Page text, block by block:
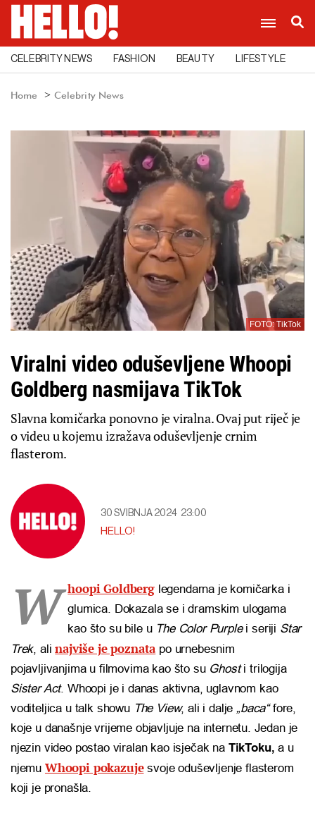
CELEBRITY NEWS FASHION BEAUTY LIFESTYLE
Home Celebrity News
FOTO: TikTok
Viralni video oduševljene Whoopi
Goldberg nasmijava TikTok
Slavna komičarka ponovno je viralna. Ovaj put riječ je
o videu u kojemu izražava oduševljenje crnim
flasterom.
30 SVIBNJA 2024 23:00
HELLO!
W hoopi Goldberglegendarna je komičarka i
glumica. Dokazala se i dramskim ulogama
kao što su bile u The Color Purplei seriji Star
Trek, alinajviše je poznatapo urnebesnim
pojavljivanjima u filmovima kao što su Ghosti trilogija
Sister Act. Whoopi je i danas aktivna, uglavnom kao
voditeljica u talk showu The View, ali i dalje„baca“fore,
koje u današnje vrijeme objavljuje na internetu. Jedan je
njezin video postao viralan kao isječak na TikToku, a u
njemu Whoopi pokazujesvoje oduševljenje flasterom
koji je pronašla.